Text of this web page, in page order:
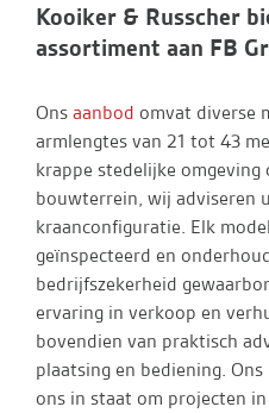
Kooiker & Russcher
assortiment aan FB
Onsaanbod omvat diverse
armlengtes van 21 tot 43
krappe stedelijke
bouwterrein, wij adviseren
kraanconfiguratie. Elk
geïnspecteerd en
bedrijfszekerheid
ervaring in verkoop en
bovendien van praktisch
plaatsing en bediening.
ons in staat om projecten